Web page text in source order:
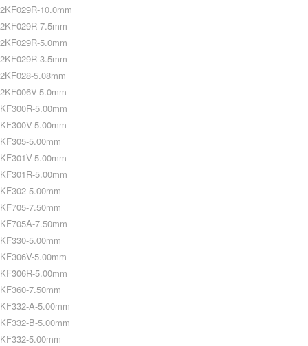
2KF029R-10.0mm
2KF029R-7.5mm
2KF029R-5.0mm
2KF029R-3.5mm
2KF028-5.08mm
2KF006V-5.0mm
KF300R-5.00mm
KF300V-5.00mm
KF305-5.00mm
KF301V-5.00mm
KF301R-5.00mm
KF302-5.00mm
KF705-7.50mm
KF705A-7.50mm
KF330-5.00mm
KF306V-5.00mm
KF306R-5.00mm
KF360-7.50mm
KF332-A-5.00mm
KF332-B-5.00mm
KF332-5.00mm